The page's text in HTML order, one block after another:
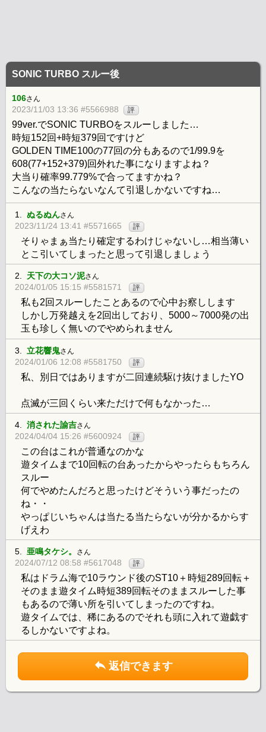
SONIC TURBO スルー後
106さん
2023/11/03 13:36 #5566988 評
99ver.でSONIC TURBOをスルーしました…
時短152回+時短379回ですけど
GOLDEN TIME100の77回の分もあるので1/99.9を
608(77+152+379)回外れた事になりますよね？
大当り確率99.779%で合ってますかね？
こんなの当たらないなんて引退しかないですね…
1. ぬるぬんさん
2023/11/24 13:41 #5571665 評
そりゃまぁ当たり確定するわけじゃないし…相当薄い
とこ引いてしまったと思って引退しましょう
2. 天下の大コソ泥さん
2024/01/05 15:15 #5581571 評
私も2回スルーしたことあるので心中お察しします
しかし万発越えを2回出しており、5000～7000発の出
玉も珍しく無いのでやめられません
3. 立花響鬼さん
2024/01/06 12:08 #5581750 評
私、別日ではありますが二回連続駆け抜けましたYO
点滅が三回くらい来ただけで何もなかった…
4. 消された諭吉さん
2024/04/04 15:26 #5600924 評
この台はこれが普通なのかな
遊タイムまで10回転の台あったからやったらもちろん
スルー
何でやめたんだろと思ったけどそういう事だったの
ね・・
やっぱじいちゃんは当たる当たらないが分かるからす
げえわ
5. 亜鳴タケシ。 さん
2024/07/12 08:58 #5617048 評
私はドラム海で10ラウンド後のST10＋時短289回転＋
そのまま遊タイム時短389回転そのままスルーした事
もあるので薄い所を引いてしまったのですね。
遊タイムでは、稀にあるのでそれも頭に入れて遊戯す
るしかないですよね。
返信できます